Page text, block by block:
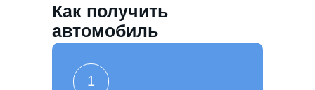
Как получить
автомобиль
1